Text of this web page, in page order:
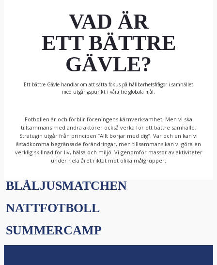
VAD ÄR
ETT BÄTTRE
GÄVLE?
Ett bättre Gävle handlar om att sätta fokus på hållbarhetsfrågor i samhället
med utgångspunkt i våra tre globala mål.
Fotbollen är och förblir föreningens kärnverksamhet. Men vi ska
tillsammans med andra aktörer också verka för ett bättre samhälle.
Strategin utgår från principen ”Allt börjar med dig”. Var och en kan vi
åstadkomma begränsade förändringar, men tillsammans kan vi göra en
verklig skillnad för liv, hälsa och miljö. Vi genomför massor av aktiviteter
under hela året riktat mot olika målgrupper.
BLÅLJUSMATCHEN
NATTFOTBOLL
SUMMERCAMP